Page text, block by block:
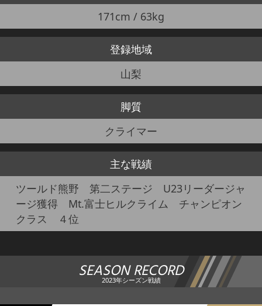
171cm / 63kg
登録地域
山梨
脚質
クライマー
主な戦績
ツールド熊野 第二ステージ U23リーダージャ
ージ獲得 Mt.富士ヒルクライム チャンピオン
クラス ４位
SEASON RECORD
2023年シーズン戦績